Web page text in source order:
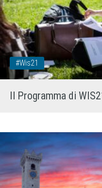
#wis21
Il Programma di